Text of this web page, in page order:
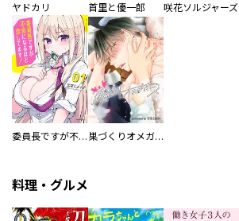
ヤドカリ 首里と優一郎 咲花ソルジャーズ
委員長ですが不良になるほど恋してます！ 巣づくりオメガバース
料理・グルメ